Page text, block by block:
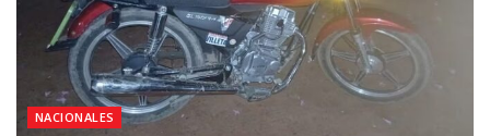
NACIONALES